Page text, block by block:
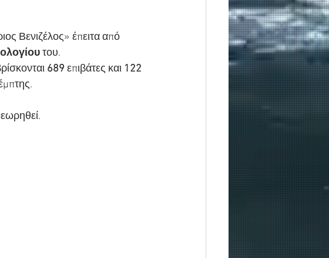
Βενιζέλος» έπειτα από
του.
689 επιβάτες και 122